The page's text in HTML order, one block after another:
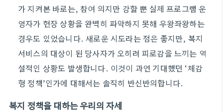
가 지켜본 바로는, 참여 의지만 강할 뿐 실제 프로그램 운
영자가 현장 상황을 완벽히 파악하지 못해 우왕좌왕하는
경우도 있었습니다. 새로운 시도라는 점은 좋지만, 복지
서비스의 대상이 된 당사자가 오히려 피로감을 느끼는 역
설적인 상황도 발생합니다. 이것이 과연 기대했던 ‘체감
형 정책’인가에 대해서는 솔직히 반신반의합니다.
복지 정책을 대하는 우리의 자세